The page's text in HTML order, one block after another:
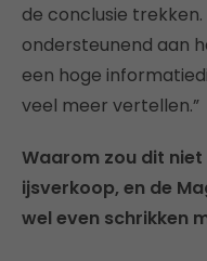
de conclusie
ondersteunend aan
een hoge
veel meer vertellen.”
Waarom zou dit
ijsverkoop, en de
wel even schrikken